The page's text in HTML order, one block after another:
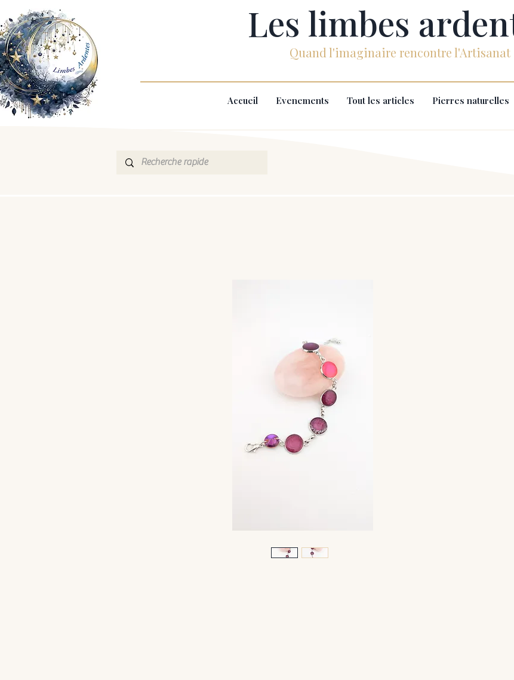
Les limbes
Quand l'imaginaire rencontre l'Artisanat
Accueil Evenements Tout les articles Pierres naturelles